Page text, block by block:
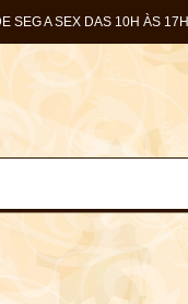
SEG A SEX DAS 10H ÀS 17H